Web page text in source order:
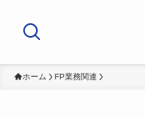
ホーム FP業務関連